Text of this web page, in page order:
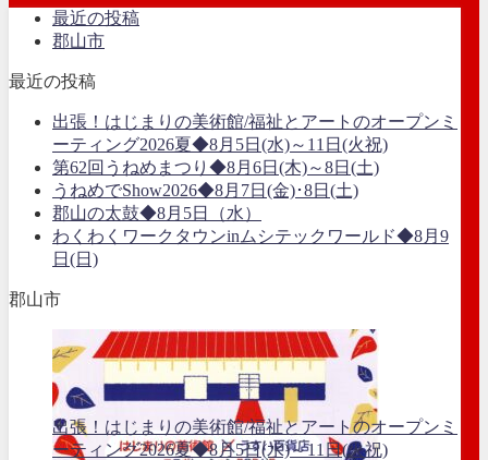
最近の投稿
郡山市
最近の投稿
出張！はじまりの美術館/福祉とアートのオープンミ
ーティング2026夏◆8月5日(水)～11日(火祝)
第62回うねめまつり◆8月6日(木)～8日(土)
うねめでShow2026◆8月7日(金)･8日(土)
郡山の太鼓◆8月5日（水）
わくわくワークタウンinムシテックワールド◆8月9
日(日)
郡山市
出張！はじまりの美術館/福祉とアートのオープンミ
ーティング2026夏◆8月5日(水)～11日(火祝)